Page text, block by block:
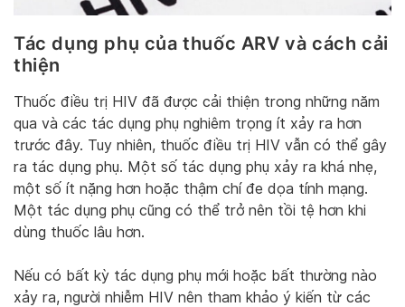
Tác dụng phụ của thuốc ARV và cách cải
thiện
Thuốc điều trị HIV đã được cải thiện trong những năm
qua và các tác dụng phụ nghiêm trọng ít xảy ra hơn
trước đây. Tuy nhiên, thuốc điều trị HIV vẫn có thể gây
ra tác dụng phụ. Một số tác dụng phụ xảy ra khá nhẹ,
một số ít nặng hơn hoặc thậm chí đe dọa tính mạng.
Một tác dụng phụ cũng có thể trở nên tồi tệ hơn khi
dùng thuốc lâu hơn.
Nếu có bất kỳ tác dụng phụ mới hoặc bất thường nào
xảy ra, người nhiễm HIV nên tham khảo ý kiến từ các